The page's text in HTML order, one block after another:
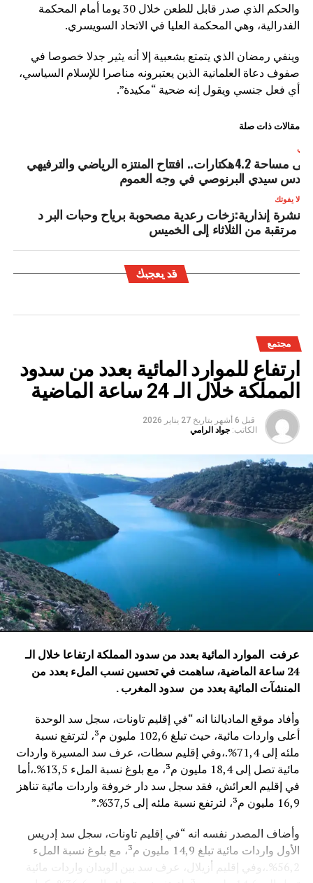
والحكم الذي صدر قابل للطعن خلال 30 يوما أمام المحكمة
الفدرالية، وهي المحكمة العليا في الاتحاد السويسري.
وينفي رمضان الذي يتمتع بشعبية إلا أنه يثير جدلا خصوصا في
صفوف دعاة العلمانية الذين يعتبرونه مناصرا للإسلام السياسي،
أي فعل جنسي ويقول إنه ضحية “مكيدة”.
مقالات ذات صلة
على مساحة 4.2هكتارات.. افتتاح المنتزه الرياضي والترفيهي
سيدي البرنوصي في وجه العموم
لا يفوتك
نشرة إنذارية:زخات رعدية مصحوبة برياح وحبات البر د
مرتقبة من الثلاثاء إلى الخميس
قد يعجبك
مجتمع
ارتفاع للموارد المائية بعدد من سدود
المملكة خلال الـ 24 ساعة الماضية
قبل 6 أشهر بتاريخ 27 يناير 2026
الكاتب: جواد الرامي
عرفت الموارد المائية بعدد من سدود المملكة ارتفاعا خلال الـ
24 ساعة الماضية، ساهمت في تحسين نسب الملء بعدد من
المنشآت المائية بعدد من سدود المغرب .
وأفاد موقع الماديالنا انه “في إقليم تاونات، سجل سد الوحدة
أعلى واردات مائية، حيث تبلغ 102,6 مليون م³، لترتفع نسبة
ملئه إلى 71,4%.،وفي إقليم سطات، عرف سد المسيرة واردات
مائية تصل إلى 18,4 مليون م³، مع بلوغ نسبة الملء 13,5%.،أما
في إقليم العرائش، فقد سجل سد دار خروفة واردات مائية تناهز
16,9 مليون م³، لترتفع نسبة ملئه إلى 37,5%.”
وأضاف المصدر نفسه انه “في إقليم تاونات، سجل سد إدريس
الأول واردات مائية تبلغ 14,9 مليون م³، مع بلوغ نسبة الملء
56,2%.،وفي إقليم أزيلال، عرف سد بين الويدان واردات مائية